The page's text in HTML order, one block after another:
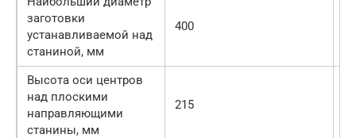
заготовки
устанавливаемой над
станиной, мм
400
Высота оси центров
над плоскими
направляющими
станины, мм
215